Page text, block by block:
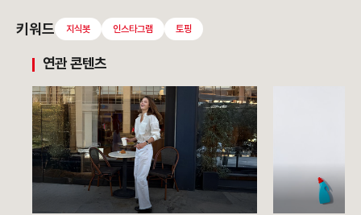
키워드 지식봇 인스타그램 토핑
연관 콘텐츠